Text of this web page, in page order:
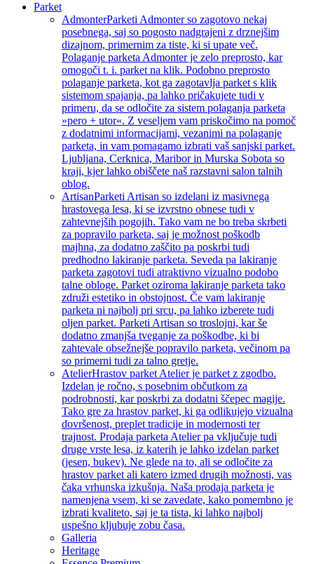
Parket
AdmonterParketi Admonter so zagotovo nekaj
posebnega, saj so pogosto nadgrajeni z drznejšim
dizajnom, primernim za tiste, ki si upate več.
Polaganje parketa Admonter je zelo preprosto, kar
omogoči t. i. parket na klik. Podobno preprosto
polaganje parketa, kot ga zagotavlja parket s klik
sistemom spajanja, pa lahko pričakujete tudi v
primeru, da se odločite za sistem polaganja parketa
»pero + utor«. Z veseljem vam priskočimo na pomoč
z dodatnimi informacijami, vezanimi na polaganje
parketa, in vam pomagamo izbrati vaš sanjski parket.
Ljubljana, Cerknica, Maribor in Murska Sobota so
kraji, kjer lahko obiščete naš razstavni salon talnih
oblog.
ArtisanParketi Artisan so izdelani iz masivnega
hrastovega lesa, ki se izvrstno obnese tudi v
zahtevnejših pogojih. Tako vam ne bo treba skrbeti
za popravilo parketa, saj je možnost poškodb
majhna, za dodatno zaščito pa poskrbi tudi
predhodno lakiranje parketa. Seveda pa lakiranje
parketa zagotovi tudi atraktivno vizualno podobo
talne obloge. Parket oziroma lakiranje parketa tako
združi estetiko in obstojnost. Če vam lakiranje
parketa ni najbolj pri srcu, pa lahko izberete tudi
oljen parket. Parketi Artisan so troslojni, kar še
dodatno zmanjša tveganje za poškodbe, ki bi
zahtevale obsežnejše popravilo parketa, večinom pa
so primerni tudi za talno gretje.
AtelierHrastov parket Atelier je parket z zgodbo.
Izdelan je ročno, s posebnim občutkom za
podrobnosti, kar poskrbi za dodatni ščepec magije.
Tako gre za hrastov parket, ki ga odlikujejo vizualna
dovršenost, preplet tradicije in modernosti ter
trajnost. Prodaja parketa Atelier pa vključuje tudi
druge vrste lesa, iz katerih je lahko izdelan parket
(jesen, bukev). Ne glede na to, ali se odločite za
hrastov parket ali katero izmed drugih možnosti, vas
čaka vrhunska izkušnja. Naša prodaja parketa je
namenjena vsem, ki se zavedate, kako pomembno je
izbrati kvaliteto, saj je ta tista, ki lahko najbolj
uspešno kljubuje zobu časa.
Galleria
Heritage